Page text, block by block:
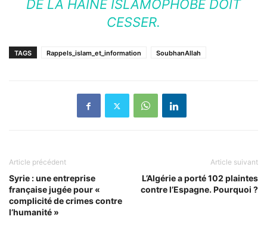
DE LA HAINE ISLAMOPHOBE DOIT
CESSER.
TAGS Rappels_islam_et_information SoubhanAllah
Article précédent
Syrie : une entreprise
française jugée pour «
complicité de crimes contre
l’humanité »
Article suivant
L’Algérie a porté 102 plaintes
contre l’Espagne. Pourquoi ?